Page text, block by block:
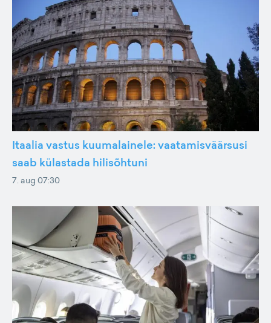
Itaalia vastus kuumalainele: vaatamisväärsusi
saab külastada hilisõhtuni
7. aug 07:30